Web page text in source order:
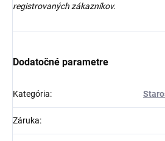
registrovaných zákazníkov.
Dodatočné parametre
Kategória:
Záruka: